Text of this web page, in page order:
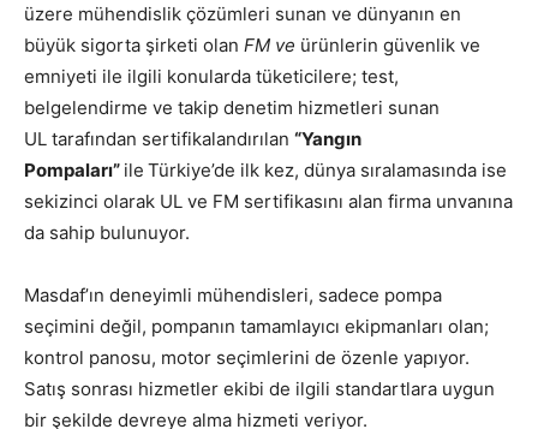
üzere mühendislik çözümleri sunan ve dünyanın en
büyük sigorta şirketi olan FM ve ürünlerin güvenlik ve
emniyeti ile ilgili konularda tüketicilere; test,
belgelendirme ve takip denetim hizmetleri sunan
UL tarafından sertifikalandırılan “Yangın
Pompaları” ile Türkiye’de ilk kez, dünya sıralamasında ise
sekizinci olarak UL ve FM sertifikasını alan firma unvanına
da sahip bulunuyor.
Masdaf’ın deneyimli mühendisleri, sadece pompa
seçimini değil, pompanın tamamlayıcı ekipmanları olan;
kontrol panosu, motor seçimlerini de özenle yapıyor.
Satış sonrası hizmetler ekibi de ilgili standartlara uygun
bir şekilde devreye alma hizmeti veriyor.